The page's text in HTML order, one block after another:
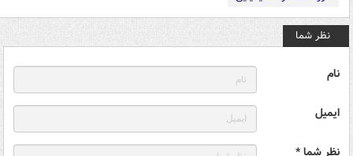
نظر شما
نام
ایمیل
نظر شما *